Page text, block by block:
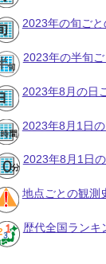
2023年の旬ご
2023年の半旬
2023年8月の日
2023年8月1日
2023年8月1日
地点ごとの観測
歴代全国ランキ